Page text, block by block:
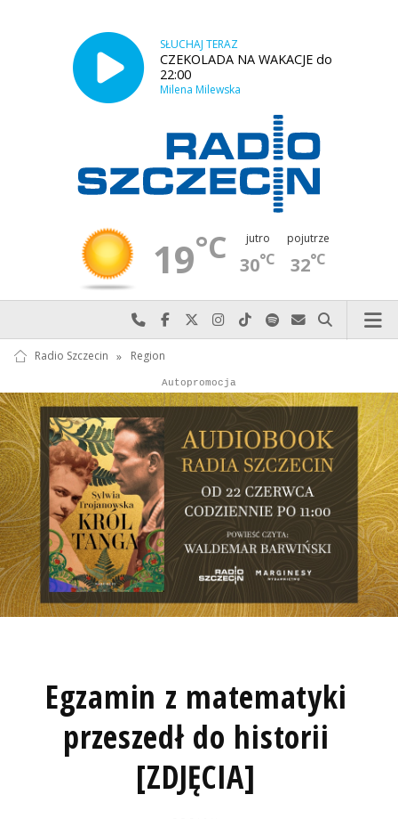
SŁUCHAJ TERAZ
CZEKOLADA NA WAKACJE do
22:00
Milena Milewska
19°C jutro
30°C
pojutrze
32°C
Najlepiej po prostu do nas zadzwoń
Odwiedź nas na Facebook-u
Odwiedź nas na X
Odwiedź nas na Instagram-ie
Odwiedź nas na TikTok-u
Szukaj nas na Spotify
Wyślij do nas
Szukaj
Radio Szczecin » Region
Reklama
Autopromocja
Egzamin z matematyki
przeszedł do historii
[ZDJĘCIA]